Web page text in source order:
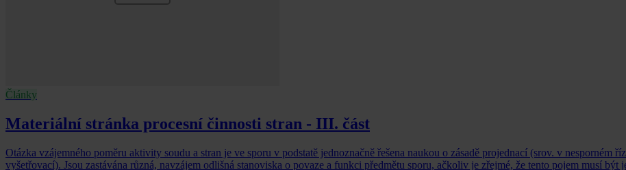
Články
Materiální stránka procesní činnosti stran - III. část
Otázka vzájemného poměru aktivity soudu a stran je ve sporu v podstatě jednoznačně řešena naukou o zásadě projednací (srov. v nesporném
vyšetřovací). Jsou zastávána různá, navzájem odlišná stanoviska o povaze a funkci předmětu sporu, ačkoliv je zřejmé, že tento pojem musí být